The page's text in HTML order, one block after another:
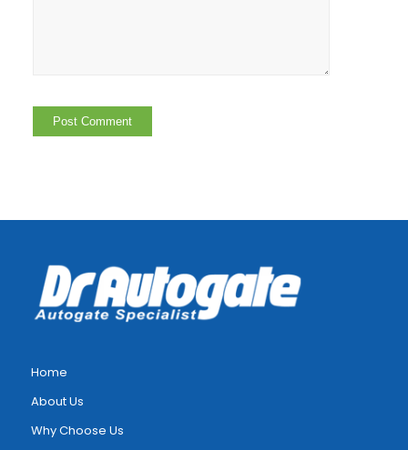
Home
About Us
Why Choose Us